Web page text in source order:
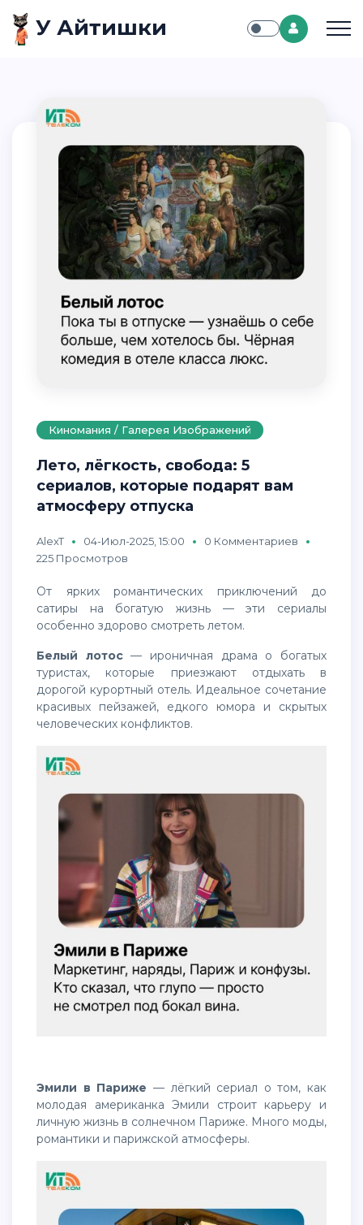
У Айтишки
Киномания / Галерея Изображений
Лето, лёгкость, свобода: 5
сериалов, которые подарят вам
атмосферу отпуска
AlexT 04-Июл-2025, 15:00
0 Комментариев
225 Просмотров
От ярких романтических приключений до
сатиры на богатую жизнь — эти сериалы
особенно здорово смотреть летом.
Белый лотос— ироничная драма о богатых
туристах, которые приезжают отдыхать в
дорогой курортный отель. Идеальное сочетание
красивых пейзажей, едкого юмора и скрытых
человеческих конфликтов.
Эмили в Париже — лёгкий сериал о том, как
молодая американка Эмили строит карьеру и
личную жизнь в солнечном Париже. Много моды,
романтики и парижской атмосферы.